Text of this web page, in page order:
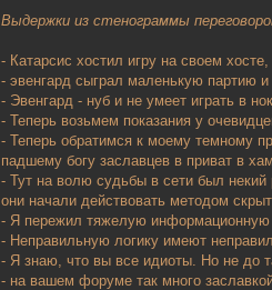
Выдержки из стенограммы
- Катарсис хостил игру на своем
- эвенгард сыграл маленькую партию
- Эвенгард - нуб и не умеет играть в
- Теперь возьмем показания у
- Теперь обратимся к моему темному
падшему богу заславцев в приват в
- Тут на волю судьбы в сети был некий
они начали действовать методом
- Я пережил тяжелую информационную
- Неправильную логику имеют
- Я знаю, что вы все идиоты. Но не до
- на вашем форуме так много